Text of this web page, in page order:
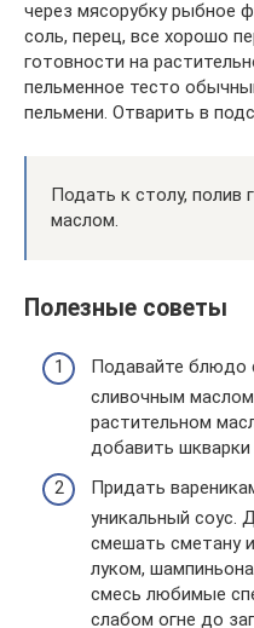
через мясорубку рыбное
соль, перец, все хорошо
готовности на
пельменное тесто
пельмени. Отварить в
Подать к столу, полив
маслом.
Полезные советы
Подавайте блюдо
сливочным
растительном
добавить шкварки
Придать
уникальный соус.
смешать сметану
луком,
смесь любимые
слабом огне до